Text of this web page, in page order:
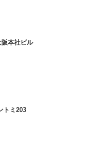
本社ビル
トミ203